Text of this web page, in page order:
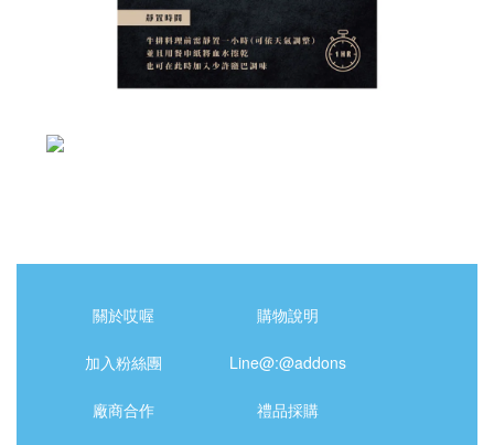
關於哎喔 購物說明
加入粉絲團 Line@:@addons
廠商合作 禮品採購